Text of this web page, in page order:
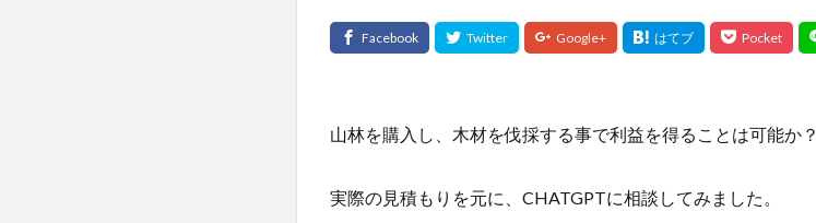
山林を購入し、木材を伐採する事で利益を得ることは可能か？
実際の見積もりを元に、CHATGPTに相談してみました。